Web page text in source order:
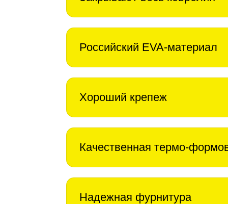
Российский EVA-материал
Хороший крепеж
Качественная термо-
Надежная фурнитура